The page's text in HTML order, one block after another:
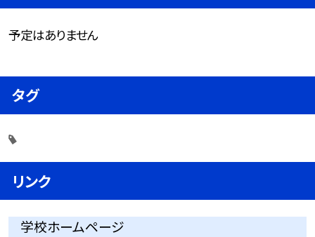
予定はありません
タグ
リンク
学校ホームページ